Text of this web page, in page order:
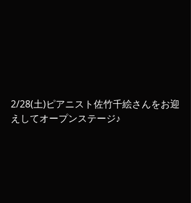
2/28(土)ピアニスト佐竹千絵さんをお迎
えしてオープンステージ♪